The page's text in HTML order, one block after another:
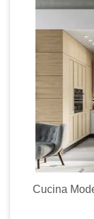
Cucina